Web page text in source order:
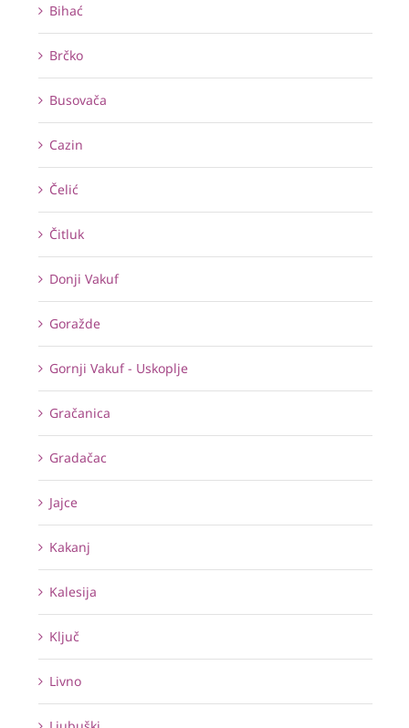
Bihać
Brčko
Busovača
Cazin
Čelić
Čitluk
Donji Vakuf
Goražde
Gornji Vakuf - Uskoplje
Gračanica
Gradačac
Jajce
Kakanj
Kalesija
Ključ
Livno